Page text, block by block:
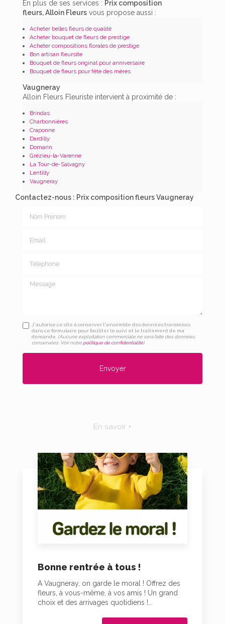
En plus de ses services : Prix composition
fleurs, Alloin Fleurs vous propose aussi :
Acheter belles fleurs de qualité
Acheter bouquet de fleurs de prestige
Acheter compositions florales de prestige
Bon artisan fleursite
Bouquet de fleurs original pour anniversaire
Bouquet de fleurs pour fête des mères
Vaugneray
Alloin Fleurs Fleuriste intervient à proximité de :
Brindas
Charbonnières
Craponne
Dardilly
Domarin
Grézieu-la-Varenne
La Tour-de-Salvagny
Lentilly
Vaugneray
Contactez-nous : Prix composition fleurs Vaugneray
Message
J'autorise ce site à conserver l'ensemble des données transmises
dans ce formulaire pour faciliter le suivi et le traitement de ma
demande. (Aucune exploitation commerciale ne sera faite des données
conservées. Voir notre politique de confidentialité)
En savoir +
Bonne rentrée à tous !
A Vaugneray, on garde le moral ! Offrez des
fleurs, à vous-même, à vos amis ! Un grand
choix et des arrivages quotidiens !...